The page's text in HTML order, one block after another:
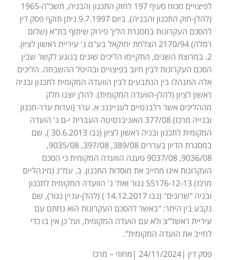
לפיצויים מכוח סעיף 197 לחוק התכנון והבניה, תשכ"ה-1965
(להלן-חוק התכנון והבניה). ביום 9.7.1997 ניתן תוקף פסק דין
להסכם העקרונות במסגרת הליך פירוק שיתוף בת"א (שלום
רמלה) 2170/94 הצלחת יחזקאל בע"מ נ' עיריית ראשון לציון.
2. במרוצת השנים, התקיימו הליכים שונים בנוגע לקשר שבין
הסכם העקרונות לבין חיוב בפיצויים ובהיטל ההשבחה. הליכים
אלה התנהלו בין הנתבעים לבין הוועדה המקומית לתכנון ובניה
ראשון לציון (להלן-הוועדה המקומית). להלן יוצגו חלק
מההליכים אשר רלבנטיים לענייננו: א. ערר (ועדות ערר-תכנון
ובנייה מרכז) 377/08 האוניברסיטה העברית י-ם נ' הועדה
המקומית לתכנון ובניה ראשון לציון (נבו 30.6.2013 ), שם
במסגרת הדיון בעררים 389/08, 397/08, 9035/08,
9036/08, 9037/08 טענה הוועדה המקומית כי הסכם
העקרונות אינו מחייב את מוסדות התכנון. ב. עמ"נ (מינהליים
מרכז) 55176-12-13 נגור ואח' נ' הוועדה המקומית לתכנון
ובניה "שרונים" (נבו 14.12.2017 ) (להלן-עניין נגור), שם
נקבע בין היתר: "באשר להסכם העקרונות הוא נחתם עם
עיריית ראשל"צ ולא עם הועדה המקומית, ועל כן אין בו כדי
לחייב את הועדה המקומית".
פסק דין |24/11/2024 |מחוזי – מרכז